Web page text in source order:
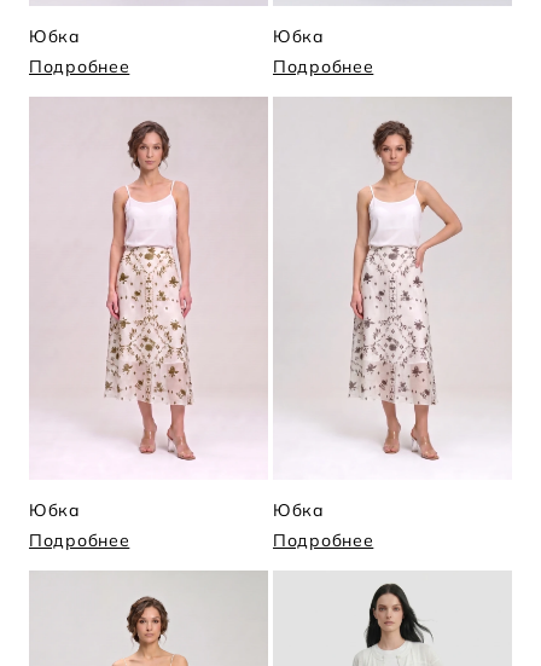
Юбка
Подробнее
Юбка
Подробнее
Юбка
Подробнее
Юбка
Подробнее